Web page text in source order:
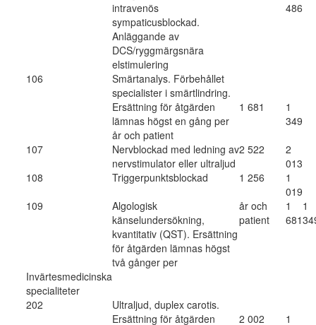
intravenös
sympaticusblockad.
Anläggande av
DCS/ryggmärgsnära
elstimulering
486
106
Smärtanalys. Förbehållet
specialister i smärtlindring.
Ersättning för åtgärden
lämnas högst en gång per
år och patient
1 681
1
349
107
Nervblockad med ledning av
nervstimulator eller ultraljud
2 522
2
013
108
Triggerpunktsblockad 1 256
1
019
109
Algologisk
känselundersökning,
kvantitativ (QST). Ersättning
för åtgärden lämnas högst
två gånger per
år och
patient
1
681
1
Invärtesmedicinska
specialiteter
202
Ultraljud, duplex carotis.
Ersättning för åtgärden
2 002
1